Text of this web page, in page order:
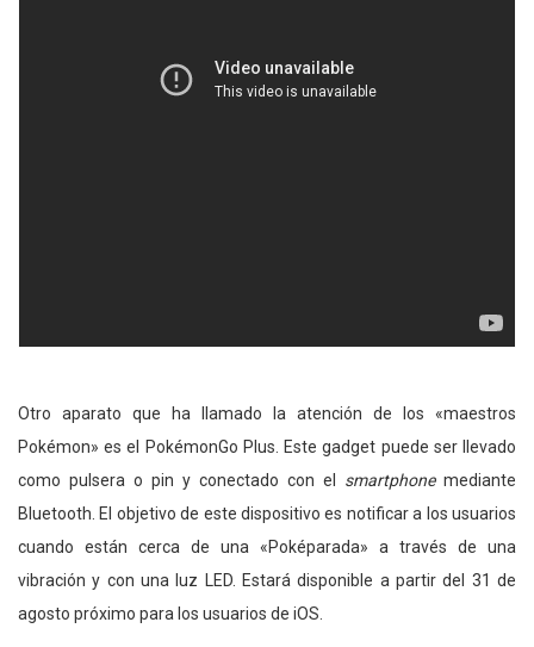
Otro aparato que ha llamado la atención de los «maestros
Pokémon» es el PokémonGo Plus. Este gadget puede ser llevado
como pulsera o pin y conectado con el smartphonemediante
Bluetooth. El objetivo de este dispositivo es notificar a los usuarios
cuando están cerca de una «Poképarada» a través de una
vibración y con una luz LED. Estará disponible a partir del 31 de
agosto próximo para los usuarios de iOS.